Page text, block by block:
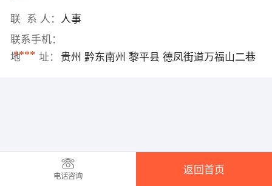
联 系 人： 人事
联系手机：
****
地 址： 贵州 黔东南州 黎平县 德凤街道万福山二巷
电话咨询
返回首页